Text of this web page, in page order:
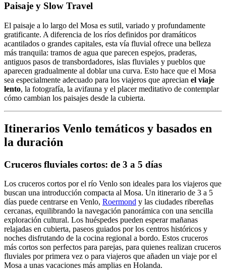
Paisaje y Slow Travel
El paisaje a lo largo del Mosa es sutil, variado y profundamente
gratificante. A diferencia de los ríos definidos por dramáticos
acantilados o grandes capitales, esta vía fluvial ofrece una belleza
más tranquila: tramos de agua que parecen espejos, praderas,
antiguos pasos de transbordadores, islas fluviales y pueblos que
aparecen gradualmente al doblar una curva. Esto hace que el Mosa
sea especialmente adecuado para los viajeros que aprecian el viaje
lento, la fotografía, la avifauna y el placer meditativo de contemplar
cómo cambian los paisajes desde la cubierta.
Itinerarios Venlo temáticos y basados en
la duración
Cruceros fluviales cortos: de 3 a 5 días
Los cruceros cortos por el río Venlo son ideales para los viajeros que
buscan una introducción compacta al Mosa. Un itinerario de 3 a 5
días puede centrarse en Venlo, Roermond y las ciudades ribereñas
cercanas, equilibrando la navegación panorámica con una sencilla
exploración cultural. Los huéspedes pueden esperar mañanas
relajadas en cubierta, paseos guiados por los centros históricos y
noches disfrutando de la cocina regional a bordo. Estos cruceros
más cortos son perfectos para parejas, para quienes realizan cruceros
fluviales por primera vez o para viajeros que añaden un viaje por el
Mosa a unas vacaciones más amplias en Holanda.